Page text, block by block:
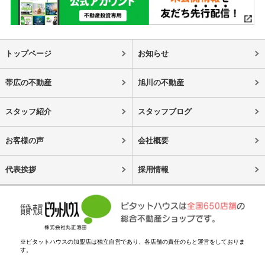
トップページ お知らせ
帯広の不動産 旭川の不動産
スタッフ紹介 スタッフブログ
お客様の声 会社概要
代表挨拶 採用情報
※ピタットハウスの加盟店は独立自営であり、各店舗の責任のもと運営をしておりま
す。